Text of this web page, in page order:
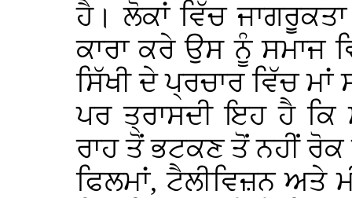
ਹੈ। ਲੋਕਾਂ ਵਿੱਚ
ਕਾਰਾ ਕਰੇ ਉਸ ਨੂੰ ਸਮਾਜ
ਸਿੱਖੀ ਦੇ ਪ੍ਰਚਾਰ ਵਿੱਚ ਮਾਂ
ਪਰ ਤ੍ਰਾਸਦੀ ਇਹ ਹੈ
ਰਾਹ ਤੋਂ ਭਟਕਣ ਤੋਂ ਨਹੀਂ
ਫਿਲਮਾਂ, ਟੈਲੀਵਿਜ਼ਨ ਅਤੇ